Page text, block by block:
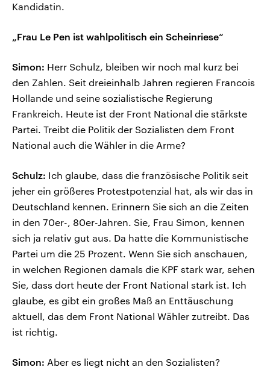
Kandidatin.
„Frau Le Pen ist wahlpolitisch ein Scheinriese“
Simon: Herr Schulz, bleiben wir noch mal kurz bei
den Zahlen. Seit dreieinhalb Jahren regieren Francois
Hollande und seine sozialistische Regierung
Frankreich. Heute ist der Front National die stärkste
Partei. Treibt die Politik der Sozialisten dem Front
National auch die Wähler in die Arme?
Schulz: Ich glaube, dass die französische Politik seit
jeher ein größeres Protestpotenzial hat, als wir das in
Deutschland kennen. Erinnern Sie sich an die Zeiten
in den 70er-, 80er-Jahren. Sie, Frau Simon, kennen
sich ja relativ gut aus. Da hatte die Kommunistische
Partei um die 25 Prozent. Wenn Sie sich anschauen,
in welchen Regionen damals die KPF stark war, sehen
Sie, dass dort heute der Front National stark ist. Ich
glaube, es gibt ein großes Maß an Enttäuschung
aktuell, das dem Front National Wähler zutreibt. Das
ist richtig.
Simon: Aber es liegt nicht an den Sozialisten?